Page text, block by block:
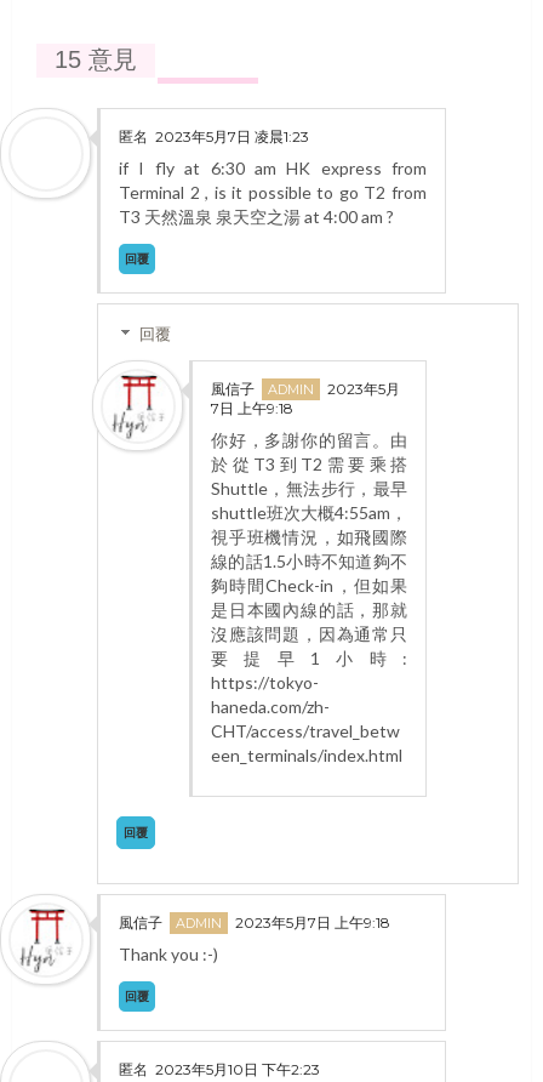
15 意見
匿名 2023年5月7日 凌晨1:23
if I fly at 6:30 am HK express from
Terminal 2 , is it possible to go T2 from
T3 天然溫泉 泉天空之湯 at 4:00 am ?
回覆
回覆
風信子
2023年5月
7日 上午9:18
你好，多謝你的留言。由
於從T3到T2需要乘搭
Shuttle，無法步行，最早
shuttle班次大概4:55am，
視乎班機情況，如飛國際
線的話1.5小時不知道夠不
夠時間Check-in，但如果
是日本國內線的話，那就
沒應該問題，因為通常只
要提早1小時:
https://tokyo-
haneda.com/zh-
CHT/access/travel_betw
een_terminals/index.html
回覆
風信子 2023年5月7日 上午9:18
Thank you :-)
回覆
匿名 2023年5月10日 下午2:23